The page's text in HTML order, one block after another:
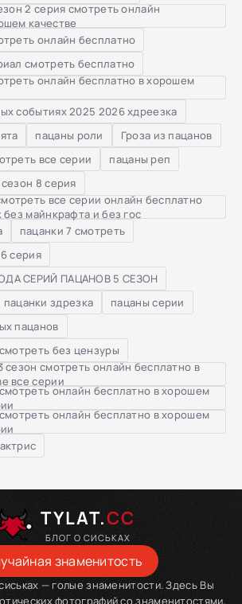
2 серия смотреть онлайн
качестве
онлайн бесплатно
смотреть бесплатно
онлайн бесплатно в хорошем
событиях 2025 2026 хдреезка
пацаны роли
Гроза из пацанов
все серии
пацаны реп
8 серия
все серии онлайн бесплатно
майнкрафта и без гос
пацанки 7 смотреть
серия
СЕРИЙ ПАЦАНОВ 5 СЕЗОН
пацанки здрезка
пацаны серии
пацанов
без цензуры
сезон смотреть онлайн бесплатно в
все серии
онлайн бесплатно в хорошем
онлайн бесплатно в хорошем
TYLAT.CC
БЛОГ О СИСЬКАХ
знаменитость
— голые знаменитости. Здесь Вы
фотографий со знаменитостями,